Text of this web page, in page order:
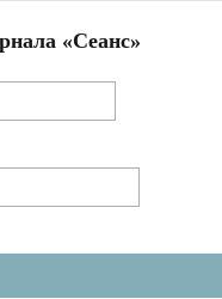
«Сеанс»